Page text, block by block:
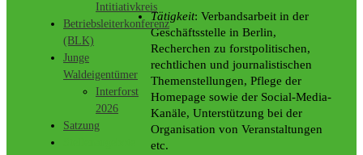
Tätigkeit: Verbandsarbeit in der
Geschäftsstelle in Berlin,
Recherchen zu forstpolitischen,
rechtlichen und journalistischen
Themenstellungen, Pflege der
Homepage sowie der Social-Media-
Kanäle, Unterstützung bei der
Organisation von Veranstaltungen
etc.
Intitiativkreis
Betriebsleiterkonferenz
(BLK)
Junge
Waldeigentümer
Interforst
2026
Satzung